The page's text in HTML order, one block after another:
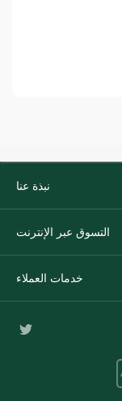
نبذة عنا
التسوق عبر الإنترنت
خدمات العملاء